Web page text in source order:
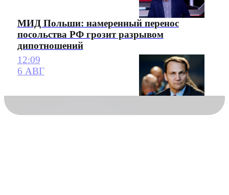
МИД Польши: намеренный перенос
посольства РФ грозит разрывом
дипотношений
12:09
6 АВГ